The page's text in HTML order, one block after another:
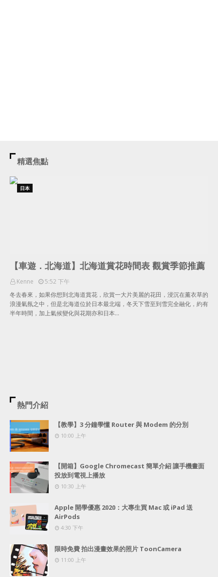
精選焦點
日本
【車遊．北海道】北海道賞花時間表 觀賞季節推薦
Kenne
5:52 下午
冬去春來，如果你想到北海道賞花，欣賞一大片美麗的花田，浸沉在薰衣草的
浪漫氣氛之中，但是北海道位於日本最北端，冬天下雪至到雪完全融化，約有
半年時間，加上氣候變化與花期亦和日本…
熱門介紹
【教學】3 分鐘學懂 Router 與 Modem 的分別
10:00 上午
【開箱】Google Chromecast 簡單介紹 讓手機畫面
投放到電視上播放
10:30 上午
Apple 開學優惠 2020：大專生買 Mac 或 iPad 送
AirPods
4:30 下午
限時免費 拍出漫畫效果的照片 ToonCamera
11:00 上午